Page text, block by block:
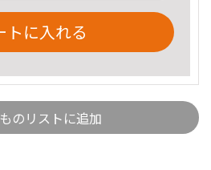
トに入れる
のリストに追加